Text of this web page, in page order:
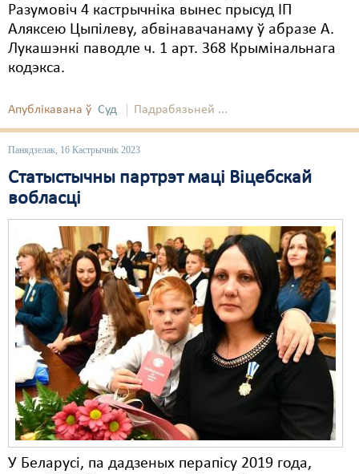
Разумовіч 4 кастрычніка вынес прысуд ІП
Аляксею Цыпілеву, абвінавачанаму ў абразе А.
Лукашэнкі паводле ч. 1 арт. 368 Крымінальнага
кодэкса.
Апублікавана ў Суд Падрабязьней ...
Панядзелак, 16 Кастрычнік 2023
Статыстычны партрэт маці Віцебскай
вобласці
У Беларусі, па дадзеных перапісу 2019 года,
Палітвязьні
Праваабаронцы
Пэнітэнцыярная сыстэма
Распальваньне варожасьці
Рознае
Свабода слова
Свабода сумленьня
Суд
Сьмяротнае пакараньне
Экалёгія
Правы працоўных
Сацыяльныя правы